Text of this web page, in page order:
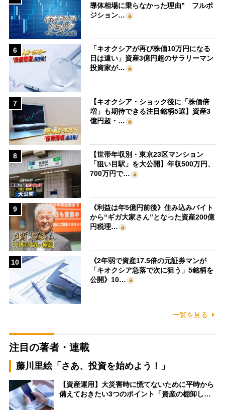
導体相場に乗らなかった理由” フルポ
ジション…
6
「キオクシアが再び株価10万円になる
日は遠い」資産3億円超のサラリーマン
投資家が…
7
【キオクシア・ショック後に「株価倍
増」も期待できる注目銘柄5選】資産3
億円超・…
8
【世帯年収別・東京23区マンション
「狙い目駅」を大公開】年収500万円、
700万円で…
9
《利益は年5億円前後》住み込みバイト
から“ギガ大家さん”となった資産200億
円税理…
10
《2年弱で資産17.5倍の元証券マンが
「キオクシア急落で次に狙う」5銘柄を
公開》10…
一覧を見る
注目の著者・連載
藤川里絵「さあ、投資を始めよう！」
【資産運用】大災害時に慌てないために平時から
備えておきたい3つのポイント「資産の棚卸し…